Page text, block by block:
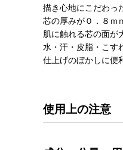
描き心地にこだわっ
芯の厚みが０．８ｍ
肌に触れる芯の面が
水・汗・皮脂・こす
仕上げのぼかしに便
使用上の注意